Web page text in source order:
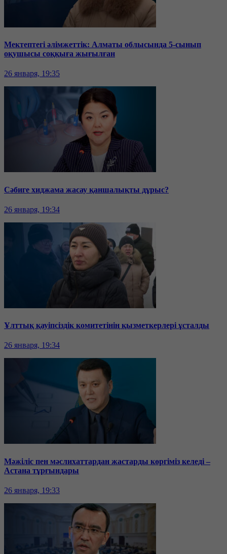
Мектептегі әлімжеттік: Алматы облысында 5-сынып
оқушысы соққыға жығылған
26 января, 19:35
Сәбиге хиджама жасау қаншалықты дұрыс?
26 января, 19:34
Ұлттық қауіпсіздік комитетінің қызметкерлері ұсталды
26 января, 19:34
Мәжіліс пен мәслихаттардан жастарды көргіміз келеді –
Астана тұрғындары
26 января, 19:33